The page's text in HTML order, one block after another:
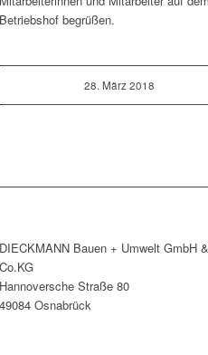
Betriebshof begrüßen.
28. März 2018
DIECKMANN Bauen + Umwelt GmbH &
Co.KG
Hannoversche Straße 80
49084 Osnabrück